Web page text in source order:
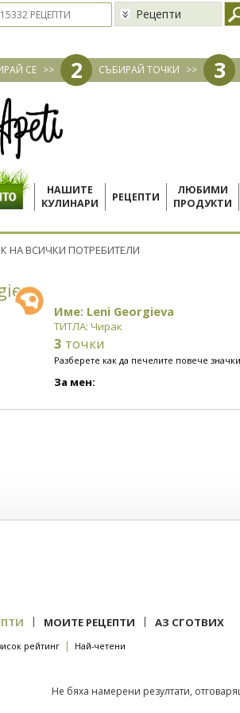
Рецепти
СЕ >> 2 СЪБИРАЙ ТОЧКИ >> 3
НАШИТЕ
КУЛИНАРИ
РЕЦЕПТИ
ЛЮБИМИ
ПРОДУКТИ
НА ВСИЧКИ ПОТРЕБИТЕЛИ
Име: Leni Georgieva
ТИТЛА: Чирак
3 точки
Разберете как да печелите повече
За мен:
| МОИТЕ РЕЦЕПТИ | АЗ СГОТВИХ
рейтинг | Най-четени
Не бяха намерени резултати,